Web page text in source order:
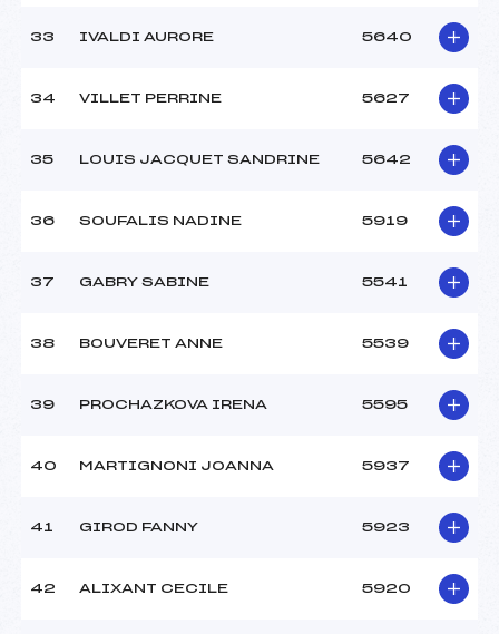
33 IVALDI AURORE 5640
34 VILLET PERRINE 5627
35 LOUIS JACQUET SANDRINE 5642
36 SOUFALIS NADINE 5919
37 GABRY SABINE 5541
38 BOUVERET ANNE 5539
39 PROCHAZKOVA IRENA 5595
40 MARTIGNONI JOANNA 5937
41 GIROD FANNY 5923
42 ALIXANT CECILE 5920